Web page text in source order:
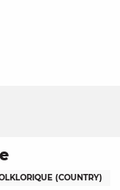
(COUNTRY)